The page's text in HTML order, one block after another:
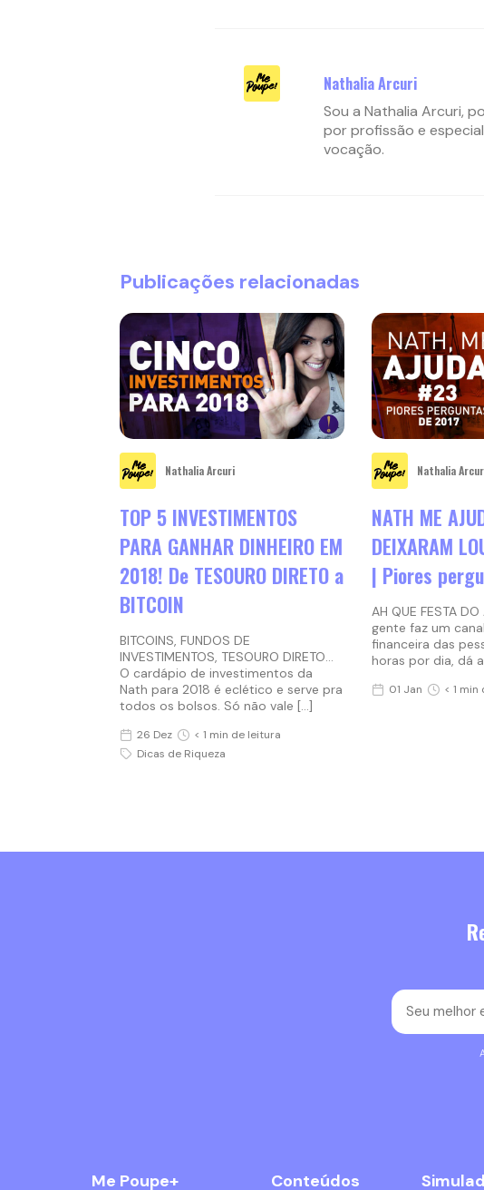
Nathalia Arcuri
Sou a Nathalia Arcuri,
por profissão e
vocação.
Publicações relacionadas
Nathalia Arcuri
TOP 5 INVESTIMENTOS
PARA GANHAR DINHEIRO EM
2018! De TESOURO DIRETO a
BITCOIN
BITCOINS, FUNDOS DE
INVESTIMENTOS, TESOURO DIRETO…
O cardápio de investimentos da
Nath para 2018 é eclético e serve pra
todos os bolsos. Só não vale […]
26 Dez
< 1 min de leitura
Dicas de Riqueza
Nathalia
NATH ME
DEIXARAM
| Piores
AH QUE FESTA
gente faz um
financeira das
horas por dia, dá
01 Jan < 1
Me Poupe+ Conteúdos